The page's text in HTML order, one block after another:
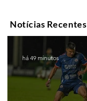
Notícias Recentes
há 49 minutos